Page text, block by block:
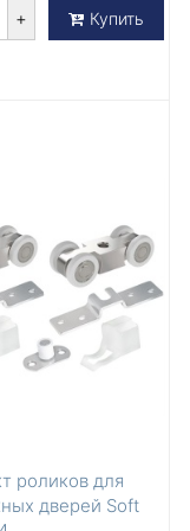
+ Купить
роликов для
дверей Soft